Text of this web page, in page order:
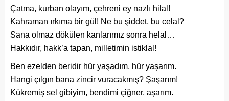
Çatma, kurban olayım, çehreni ey nazlı hilal!
Kahraman ırkıma bir gül! Ne bu şiddet, bu celal?
Sana olmaz dökülen kanlarımız sonra helal…
Hakkıdır, hakk’a tapan, milletimin istiklal!
Ben ezelden beridir hür yaşadım, hür yaşarım.
Hangi çılgın bana zincir vuracakmış? Şaşarım!
Kükremiş sel gibiyim, bendimi çiğner, aşarım.